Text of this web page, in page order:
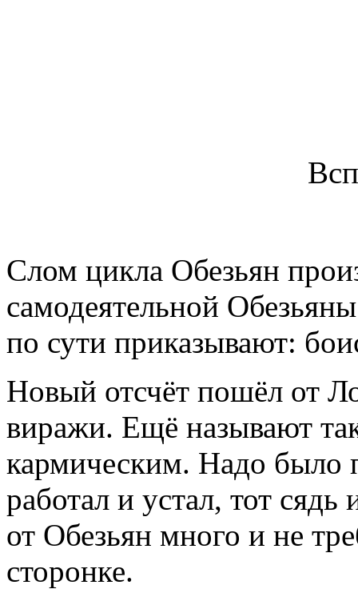
Слом цикла Обезьян
самодеятельной
по сути приказывают:
Новый отсчёт пошёл от
виражи. Ещё называют
кармическим. Надо было
работал и устал, тот
от Обезьян много и не
сторонке.